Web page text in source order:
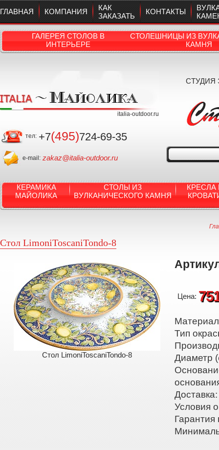
ГЛАВНАЯ КОМПАНИЯ
КАК
ЗАКАЗАТЬ
КОНТАКТЫ
ГАЛЕРЕЯ СТОЛОВ В
ИНТЕРЬЕРЕ
СТОЛЕШНИЦЫ ИЗ
КАМНЯ
italia-outdoor.ru
тел: +7(495)724-69-35
e-mail: zakaz@italia-outdoor.ru
СТУДИЯ
КЕРАМИКА
МАЙОЛИКА
СТОЛЫ ИЗ
ВУЛКАНИЧЕСКОГО КАМНЯ
КРЕСЛА
Стол LimoniToscaniTondo-8
Стол LimoniToscaniTondo-8
Цена:
Тип
Диаметр
Условия
Гарантия